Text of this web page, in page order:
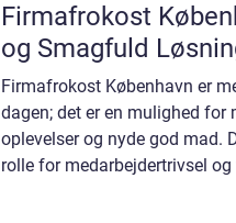
Firmafrokost
og Smagfuld
Firmafrokost København er
dagen; det er en mulighed for
oplevelser og nyde god mad.
rolle for medarbejdertrivsel